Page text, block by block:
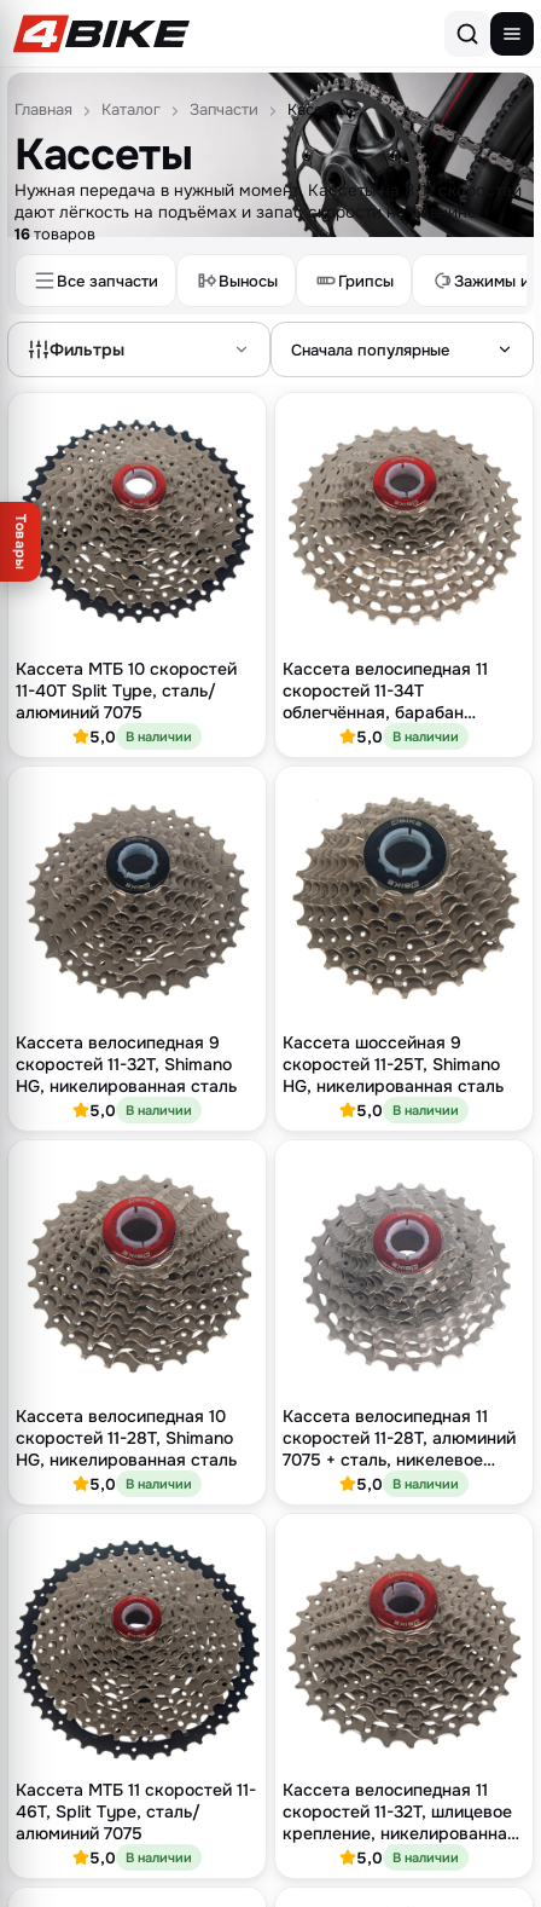
Перейти к содержимому
Главная Каталог Запчасти Кассеты
Кассеты
Нужная передача в нужный момент. Кассеты на 8-11 скоростей
дают лёгкость на подъёмах и запас скорости на равнине.
16товаров
Все запчасти Выносы Грипсы Зажимы и
Фильтры Сначала популярные
Кассета МТБ 10 скоростей
11-40T Split Type, сталь/
алюминий 7075
5,0 В наличии
Кассета велосипедная 11
скоростей 11-34T
облегчённая, барабан
Shimano HG
5,0 В наличии
Кассета велосипедная 9
скоростей 11-32T, Shimano
HG, никелированная сталь
5,0 В наличии
Кассета шоссейная 9
скоростей 11-25T, Shimano
HG, никелированная сталь
5,0 В наличии
Кассета велосипедная 10
скоростей 11-28T, Shimano
HG, никелированная сталь
5,0 В наличии
Кассета велосипедная 11
скоростей 11-28T, алюминий
7075 + сталь, никелевое
покрытие5,0 В наличии
Кассета МТБ 11 скоростей 11-
46T, Split Type, сталь/
алюминий 7075
5,0 В наличии
Кассета велосипедная 11
скоростей 11-32T, шлицевое
крепление, никелированная
5,0 В наличии
Товары